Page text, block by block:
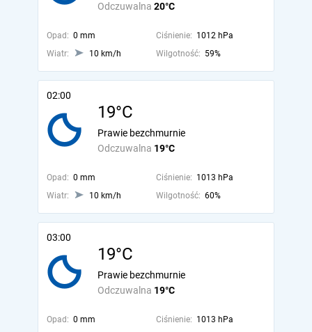
Odczuwalna 20°C
Opad: 0 mm Ciśnienie: 1012 hPa
Wiatr:
10 km/h Wilgotność: 59%
02:00
19°C
Odczuwalna 19°C
Prawie bezchmurnie
Opad: 0 mm Ciśnienie: 1013 hPa
Wiatr:
10 km/h Wilgotność: 60%
03:00
19°C
Odczuwalna 19°C
Prawie bezchmurnie
Opad: 0 mm Ciśnienie: 1013 hPa